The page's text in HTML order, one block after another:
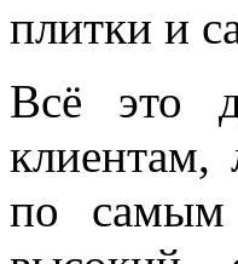
плитки и
Всё это
клиентам,
по самым